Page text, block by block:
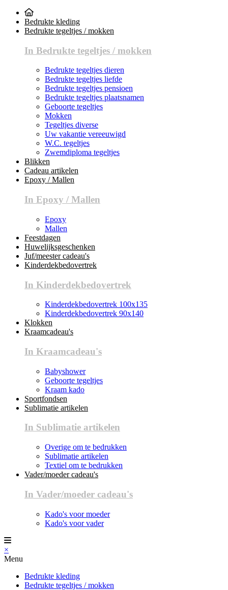
Bedrukte kleding
Bedrukte tegeltjes / mokken
In Bedrukte tegeltjes / mokken
Bedrukte tegeltjes dieren
Bedrukte tegeltjes liefde
Bedrukte tegeltjes pensioen
Bedrukte tegeltjes plaatsnamen
Geboorte tegeltjes
Mokken
Tegeltjes diverse
Uw vakantie vereeuwigd
W.C. tegeltjes
Zwemdiploma tegeltjes
Blikken
Cadeau artikelen
Epoxy / Mallen
In Epoxy / Mallen
Epoxy
Mallen
Feestdagen
Huwelijksgeschenken
Juf/meester cadeau's
Kinderdekbedovertrek
In Kinderdekbedovertrek
Kinderdekbedovertrek 100x135
Kinderdekbedovertrek 90x140
Klokken
Kraamcadeau's
In Kraamcadeau's
Babyshower
Geboorte tegeltjes
Kraam kado
Sportfondsen
Sublimatie artikelen
In Sublimatie artikelen
Overige om te bedrukken
Sublimatie artikelen
Textiel om te bedrukken
Vader/moeder cadeau's
In Vader/moeder cadeau's
Kado's voor moeder
Kado's voor vader
×
Menu
Bedrukte kleding
Bedrukte tegeltjes / mokken